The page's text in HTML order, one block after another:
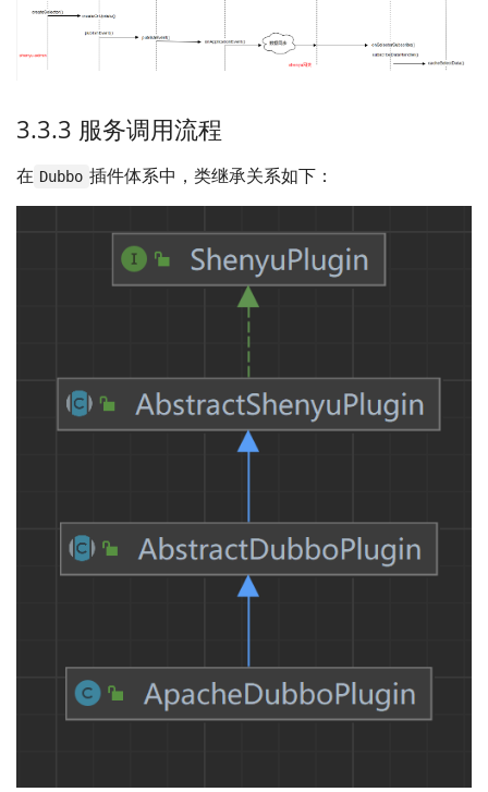
3.3.3 服务调用流程
在 Dubbo 插件体系中，类继承关系如下：